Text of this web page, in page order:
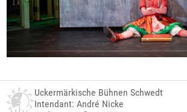
Uckermärkische Bühnen Schwedt
Intendant: André Nicke